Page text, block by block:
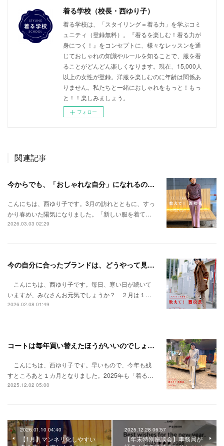
着る学校（校長・西ゆり子）
着る学校は、「スタイリング＝着る力」を学ぶコミ
ュニティ（登録無料）。『着るを楽しむ！着る力が
身につく！』をコンセプトに、様々なレッスンを通
じておしゃれの知識やルールを知ることで、服を着
ることがどんどん楽しくなります。現在、15,000人
以上の女性が登録。洋服を楽しむのに年齢は関係あ
りません。私たちと一緒におしゃれをもっと！もっ
と！！楽しみましょう。
フォロー
関連記事
今からでも、「おしゃれな自分」になれるのでしょうか？ 50代では遅すぎますか？
こんにちは、西ゆり子です。3月の訪れとともに、すっ
かり春めいた陽気になりました。「新しい服を着て…
2026.03.03 02:29
今の自分に合ったブランドは、どうやって見つけたらいいの？
こんにちは、西ゆり子です。毎日、寒い日が続いて
いますが、みなさんお元気でしょうか？ ２月は１…
2026.02.08 01:49
コートは毎年買い替えたほうがいいのでしょうか？
こんにちは、西ゆり子です。早いもので、今年も残
すところあと１カ月となりました。2025年も「着る…
2025.12.02 05:00
2026.01.10 04:40
【1月】マンネリ化しやすい
2025.12.28 06:57
【年末特別座談会】事務局が